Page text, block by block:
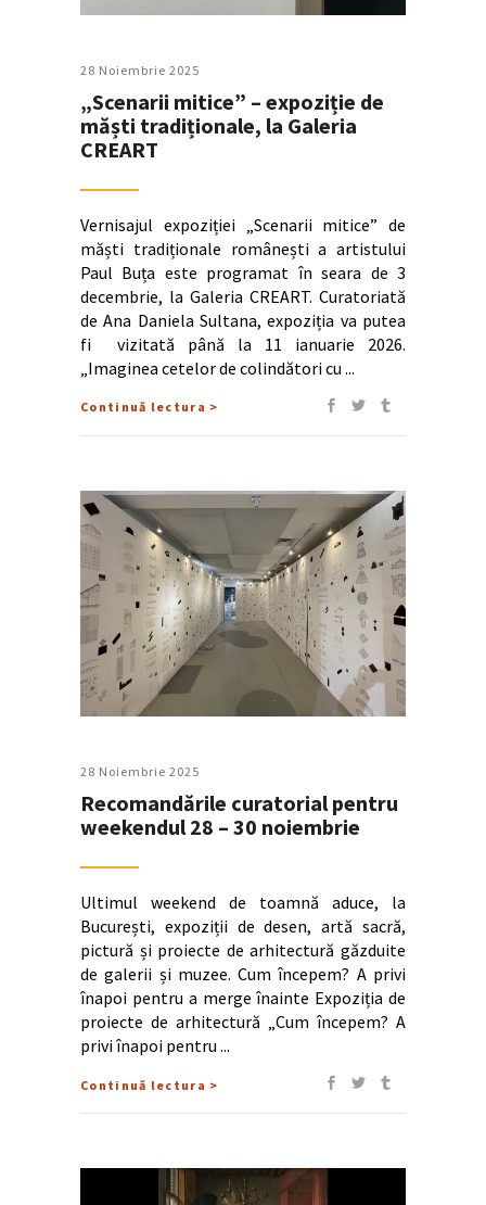
28 Noiembrie 2025
„Scenarii mitice” – expoziție de
măști tradiționale, la Galeria
CREART
Vernisajul expoziției „Scenarii mitice” de
măști tradiționale românești a artistului
Paul Buța este programat în seara de 3
decembrie, la Galeria CREART. Curatoriată
de Ana Daniela Sultana, expoziția va putea
fi vizitată până la 11 ianuarie 2026.
„Imaginea cetelor de colindători cu
Continuă lectura >
28 Noiembrie 2025
Recomandările curatorial pentru
weekendul 28 – 30 noiembrie
Ultimul weekend de toamnă aduce, la
București, expoziții de desen, artă sacră,
pictură și proiecte de arhitectură găzduite
de galerii și muzee. Cum începem? A privi
înapoi pentru a merge înainte Expoziția de
proiecte de arhitectură „Cum începem? A
privi înapoi pentru
Continuă lectura >